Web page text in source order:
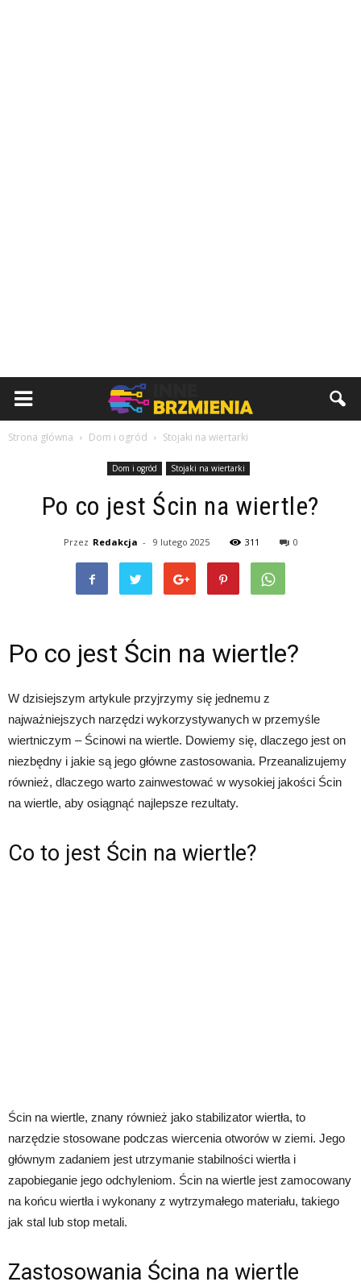
Strona główna Dom i ogród Stojaki na wiertarki
Dom i ogród Stojaki na wiertarki
Po co jest Ścin na wiertle?
Przez Redakcja - 9 lutego 2025 311 0
Po co jest Ścin na wiertle?
W dzisiejszym artykule przyjrzymy się jednemu z
najważniejszych narzędzi wykorzystywanych w przemyśle
wiertniczym – Ścinowi na wiertle. Dowiemy się, dlaczego jest on
niezbędny i jakie są jego główne zastosowania. Przeanalizujemy
również, dlaczego warto zainwestować w wysokiej jakości Ścin
na wiertle, aby osiągnąć najlepsze rezultaty.
Co to jest Ścin na wiertle?
Ścin na wiertle, znany również jako stabilizator wiertła, to
narzędzie stosowane podczas wiercenia otworów w ziemi. Jego
głównym zadaniem jest utrzymanie stabilności wiertła i
zapobieganie jego odchyleniom. Ścin na wiertle jest zamocowany
na końcu wiertła i wykonany z wytrzymałego materiału, takiego
jak stal lub stop metali.
Zastosowania Ścina na wiertle